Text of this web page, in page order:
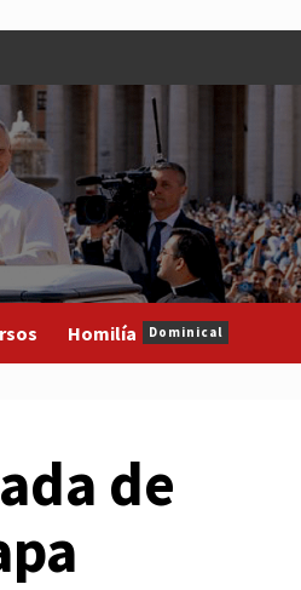
Homilía Dominical
de